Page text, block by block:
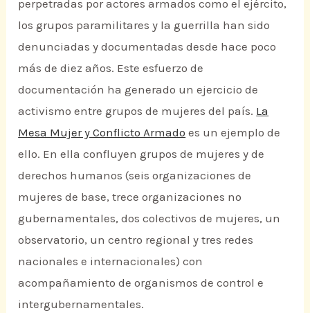
perpetradas por actores armados como el ejército,
los grupos paramilitares y la guerrilla han sido
denunciadas y documentadas desde hace poco
más de diez años. Este esfuerzo de
documentación ha generado un ejercicio de
activismo entre grupos de mujeres del país. La
Mesa Mujer y Conflicto Armado es un ejemplo de
ello. En ella confluyen grupos de mujeres y de
derechos humanos (seis organizaciones de
mujeres de base, trece organizaciones no
gubernamentales, dos colectivos de mujeres, un
observatorio, un centro regional y tres redes
nacionales e internacionales) con
acompañamiento de organismos de control e
intergubernamentales.